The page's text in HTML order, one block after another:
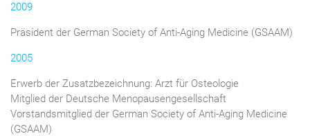
2009
Präsident der German Society of Anti-Aging Medicine (GSAAM)
2005
Erwerb der Zusatzbezeichnung: Arzt für Osteologie
Mitglied der Deutsche Menopausengesellschaft
Vorstandsmitglied der German Society of Anti-Aging Medicine
(GSAAM)